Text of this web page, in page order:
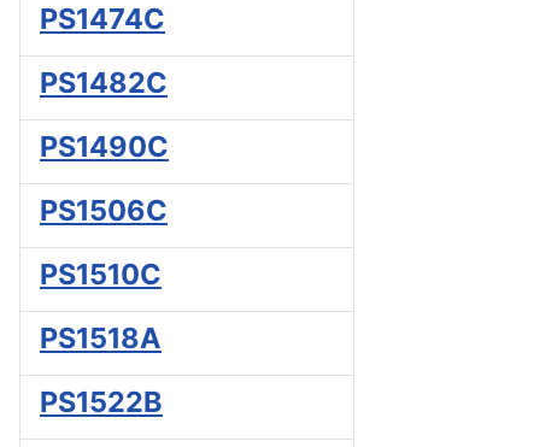
PS1474C
PS1482C
PS1490C
PS1506C
PS1510C
PS1518A
PS1522B